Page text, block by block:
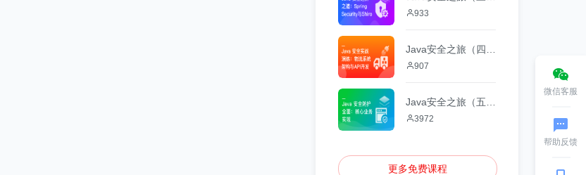
933
907
3972
更多免费课程
微信客服
帮助反馈